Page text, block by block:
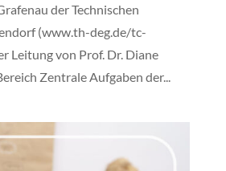
der Technischen
(www.th-deg.de/tc-
Leitung von Prof. Dr. Diane
Zentrale Aufgaben der...